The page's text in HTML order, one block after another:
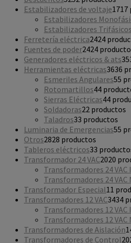
Estabilizadores de voltaje1717
Estabilizadores
Estabilizadores Trifásicos
Ferretería eléctrica2424
Fuentes de poder2424
Generadores eléctricos & ats35
Herramientas eléctricas3636
Esmeriles Angulares55
Rotomartillos44
Sierras Eléctricas44
Soldadoras22 productos
Taladros33 productos
Luminaria de Emergencias55
Otros2828 productos
Tableros eléctricos33
Transformador 24 VAC2020
Transformadores 24
Transformadores 24 VAC
Transformador Especial11
Transformadores 12 VAC3434
Transformadores 12
Transformadores 12 VAC
Transformadores de Aislación
Transformadores de Control20